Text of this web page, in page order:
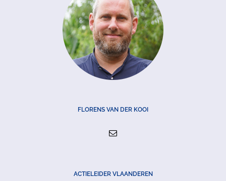
FLORENS VAN DER KOOI
ACTIELEIDER VLAANDEREN